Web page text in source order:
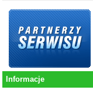
Informacje